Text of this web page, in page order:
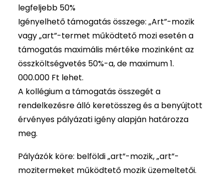
legfeljebb 50%
Igényelhető támogatás összege: „Art”-mozik
vagy „art”-termet működtető mozi esetén a
támogatás maximális mértéke mozinként az
összköltségvetés 50%-a, de maximum 1.
000.000 Ft lehet.
A kollégium a támogatás összegét a
rendelkezésre álló keretösszeg és a benyújtott
érvényes pályázati igény alapján határozza
meg.
Pályázók köre: belföldi „art”-mozik, „art”-
mozitermeket működtető mozik üzemeltetői.